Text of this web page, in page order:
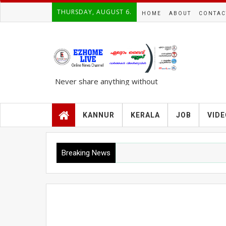
THURSDAY, AUGUST 6. HOME ABOUT
Never share anything without
KANNUR KERALA JOB
Breaking News